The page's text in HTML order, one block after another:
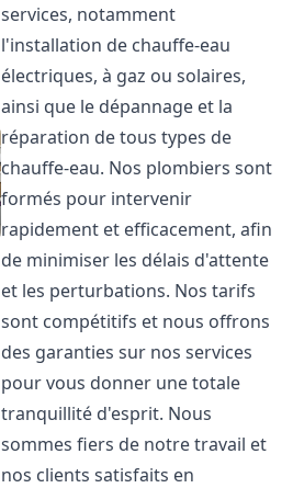
services, notamment
l'installation de chauffe-eau
électriques, à gaz ou solaires,
ainsi que le dépannage et la
réparation de tous types de
chauffe-eau. Nos plombiers sont
formés pour intervenir
rapidement et efficacement, afin
de minimiser les délais d'attente
et les perturbations. Nos tarifs
sont compétitifs et nous offrons
des garanties sur nos services
pour vous donner une totale
tranquillité d'esprit. Nous
sommes fiers de notre travail et
nos clients satisfaits en